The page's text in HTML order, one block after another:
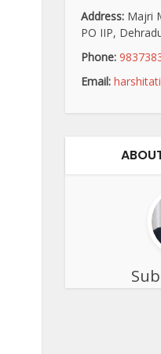
Address: Majri
PO IIP,
Phone:
Email: